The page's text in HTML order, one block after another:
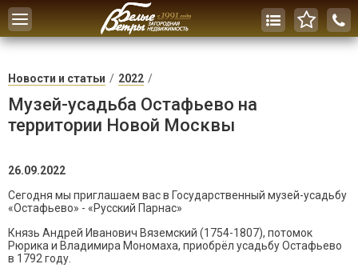
Toggle
navigation
Новости и статьи 2022
Музей-усадьба Остафьево на
территории Новой Москвы
26.09.2022
Сегодня мы приглашаем вас в Государственный музей-усадьбу
«Остафьево» - «Русский Парнас»
Князь Андрей Иванович Вяземский (1754-1807), потомок
Рюрика и Владимира Мономаха, приобрёл усадьбу Остафьево
в 1792 году.